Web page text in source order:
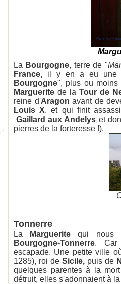
La Bourgogne, terre de "
France, il y en a eu une
Bourgogne", plus ou moins
Marguerite de la Tour de
reine d'Aragon avant de
Louis X. et qui finit
Gaillard aux Andelys et
pierres de la forteresse !).
Tonnerre
La Marguerite qui nous
Bourgogne-Tonnerre.
escapade. Une petite ville
1285), roi de Sicile, puis de
quelques parentes à la
détruit, elles s'adonnaient à